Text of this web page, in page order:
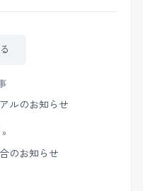
ルのお知らせ
のお知らせ